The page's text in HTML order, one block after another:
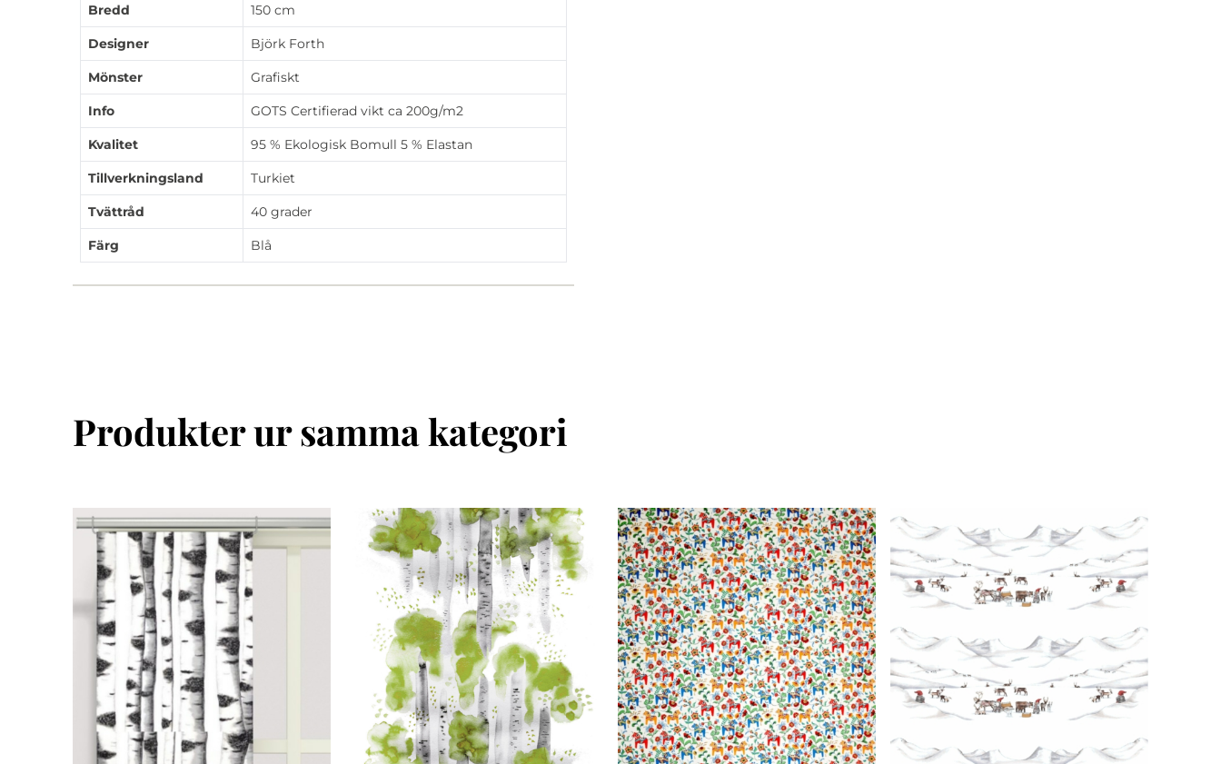
Bredd 150 cm
Designer Björk Forth
Mönster Grafiskt
Info GOTS Certifierad vikt ca 200g/m2
Kvalitet 95 % Ekologisk Bomull 5 % Elastan
Tillverkningsland Turkiet
Tvättråd 40 grader
Färg Blå
Produkter ur samma kategori